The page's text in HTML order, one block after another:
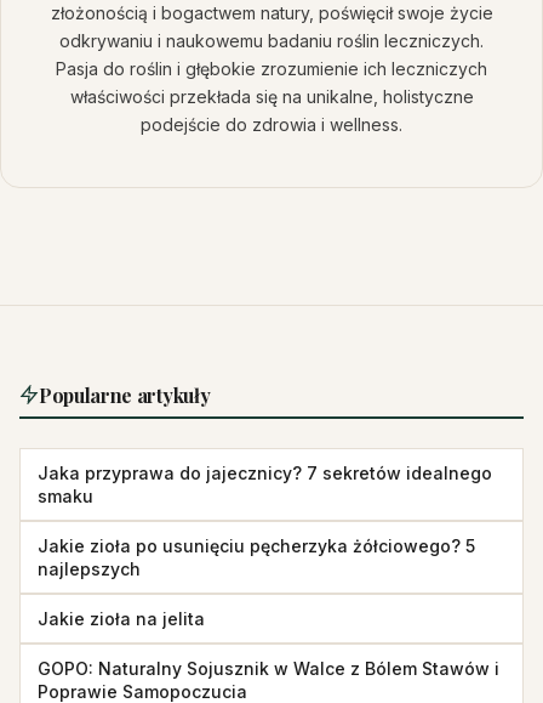
złożonością i bogactwem natury, poświęcił swoje życie
odkrywaniu i naukowemu badaniu roślin leczniczych.
Pasja do roślin i głębokie zrozumienie ich leczniczych
właściwości przekłada się na unikalne, holistyczne
podejście do zdrowia i wellness.
Popularne artykuły
Jaka przyprawa do jajecznicy? 7 sekretów idealnego
smaku
Jakie zioła po usunięciu pęcherzyka żółciowego? 5
najlepszych
Jakie zioła na jelita
GOPO: Naturalny Sojusznik w Walce z Bólem Stawów i
Poprawie Samopoczucia